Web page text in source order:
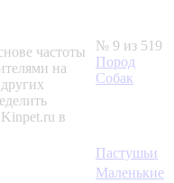
частоты
на
в
№ 9 из 519
Пород
Собак
Пастушьи
Маленькие